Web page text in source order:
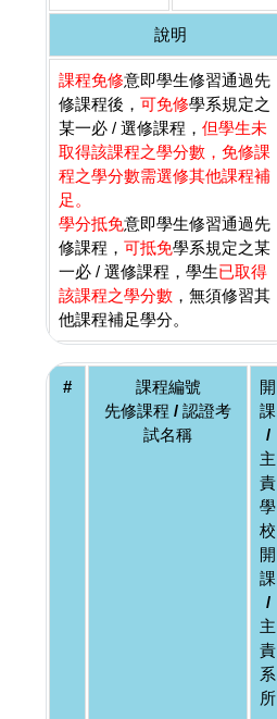
說明
課程免修意即學生修習通過先
修課程後， 可免修學系規定之
某一必 / 選修課程， 但學生未
取得該課程之學分數，免修課
程之學分數需選修其他課程補
足。
學分抵免意即學生修習通過先
修課程， 可抵免學系規定之某
一必 / 選修課程，學生已取得
該課程之學分數 ，無須修習其
他課程補足學分。
#
課程編號
先修課程 / 認證考
試名稱
開
課
/
主
責
學
校
開
課
/
主
責
系
所